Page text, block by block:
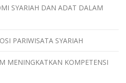
SYARIAH DAN ADAT DALAM
PARIWISATA SYARIAH
MENINGKATKAN KOMPETENSI